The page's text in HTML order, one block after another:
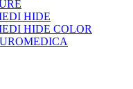
HIDE
HIDE COLOR